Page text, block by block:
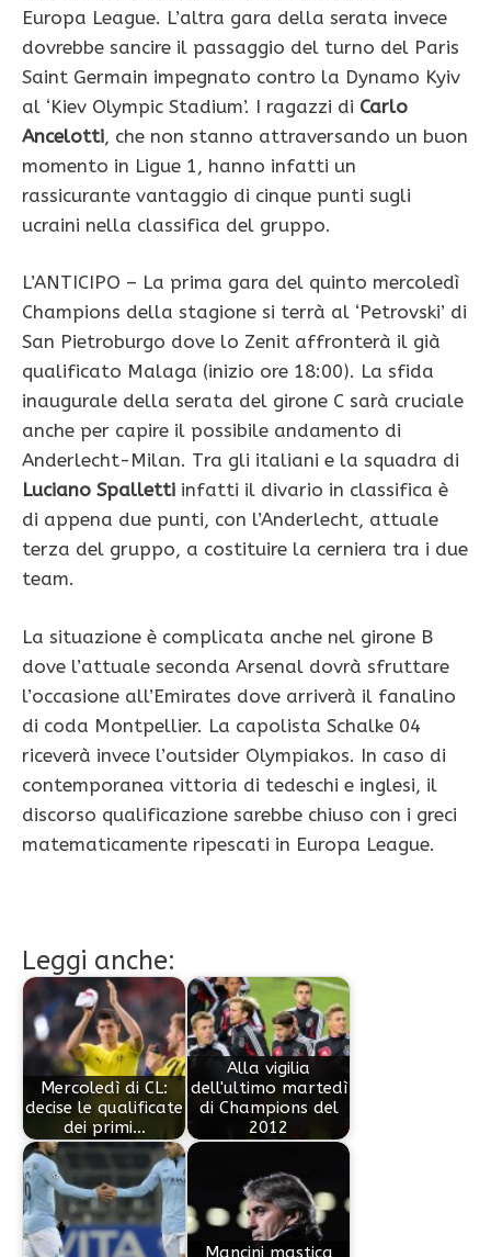
Europa League. L’altra gara della serata invece
dovrebbe sancire il passaggio del turno del Paris
Saint Germain impegnato contro la Dynamo Kyiv
al ‘Kiev Olympic Stadium’. I ragazzi di Carlo
Ancelotti, che non stanno attraversando un buon
momento in Ligue 1, hanno infatti un
rassicurante vantaggio di cinque punti sugli
ucraini nella classifica del gruppo.
L’ANTICIPO – La prima gara del quinto mercoledì
Champions della stagione si terrà al ‘Petrovski’ di
San Pietroburgo dove lo Zenit affronterà il già
qualificato Malaga (inizio ore 18:00). La sfida
inaugurale della serata del girone C sarà cruciale
anche per capire il possibile andamento di
Anderlecht-Milan. Tra gli italiani e la squadra di
Luciano Spalletti infatti il divario in classifica è
di appena due punti, con l’Anderlecht, attuale
terza del gruppo, a costituire la cerniera tra i due
team.
La situazione è complicata anche nel girone B
dove l’attuale seconda Arsenal dovrà sfruttare
l’occasione all’Emirates dove arriverà il fanalino
di coda Montpellier. La capolista Schalke 04
riceverà invece l’outsider Olympiakos. In caso di
contemporanea vittoria di tedeschi e inglesi, il
discorso qualificazione sarebbe chiuso con i greci
matematicamente ripescati in Europa League.
Leggi anche:
Mercoledì di CL:
decise le qualificate
dei primi…
Alla vigilia
dell'ultimo martedì
di Champions del
2012
Mancini mastica